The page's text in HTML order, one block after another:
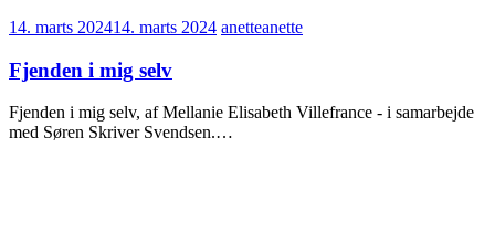
14. marts 202414. marts 2024 anetteanette
Fjenden i mig selv
Fjenden i mig selv, af Mellanie Elisabeth Villefrance - i samarbejde
med Søren Skriver Svendsen.…